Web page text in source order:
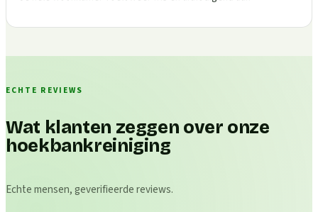
ECHTE REVIEWS
Wat klanten zeggen over onze
hoekbankreiniging
Echte mensen, geverifieerde reviews.